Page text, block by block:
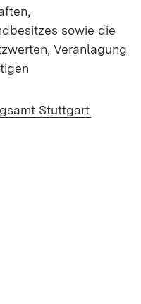
sowie die
Veranlagung
Stuttgart